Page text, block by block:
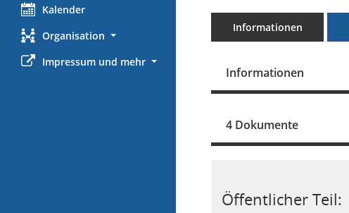
Kalender
Organisation
Impressum und mehr
Informationen
Informationen
4 Dokumente
Öffentlicher Teil: